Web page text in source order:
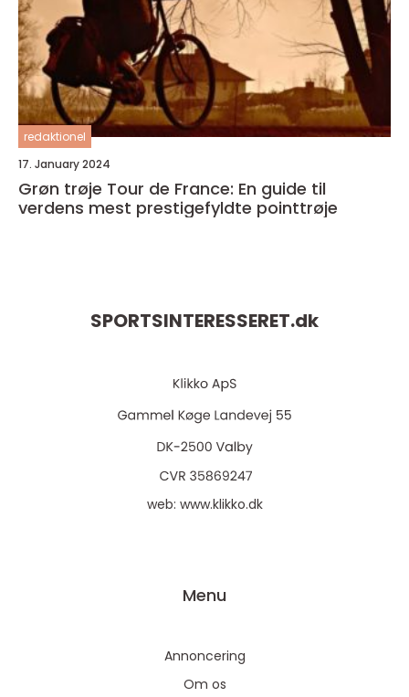
redaktionel
17. January 2024
Grøn trøje Tour de France: En guide til
verdens mest prestigefyldte pointtrøje
SPORTSINTERESSERET.dk
web: www.klikko.dk
Menu
Annoncering
Om os